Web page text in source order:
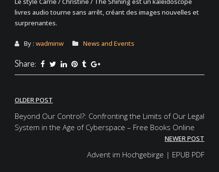
livres audio tourne sans arrêt, créant des images nouvelles et
surprenantes.
By : wadminw News and Events
Share:
Post
navigation
OLDER POST
Beyond Our Control?: Confronting the Limits of Our Legal
System in the Age of Cyberspace – Free Books Online
NEWER POST
Advent im Hochgebirge | EPUB PDF